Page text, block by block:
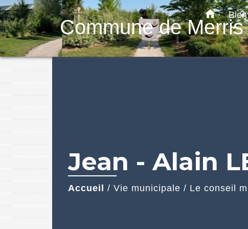
Commune de Merris
home
Jean - Alain
Accueil / Vie municipale / Le conseil